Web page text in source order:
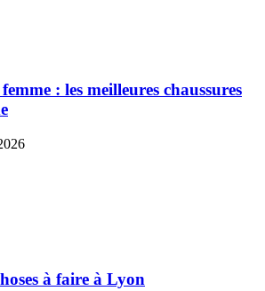
: les meilleures chaussures
à faire à Lyon